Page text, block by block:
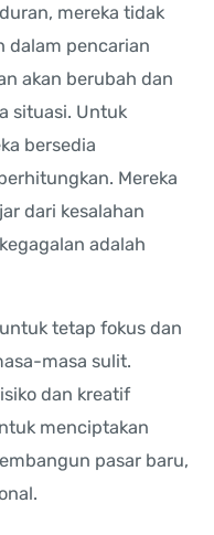
mereka tidak
dalam pencarian
akan berubah dan
situasi. Untuk
bersedia
Mereka
dari kesalahan
adalah
tetap fokus dan
masa sulit.
dan kreatif
menciptakan
pasar baru,